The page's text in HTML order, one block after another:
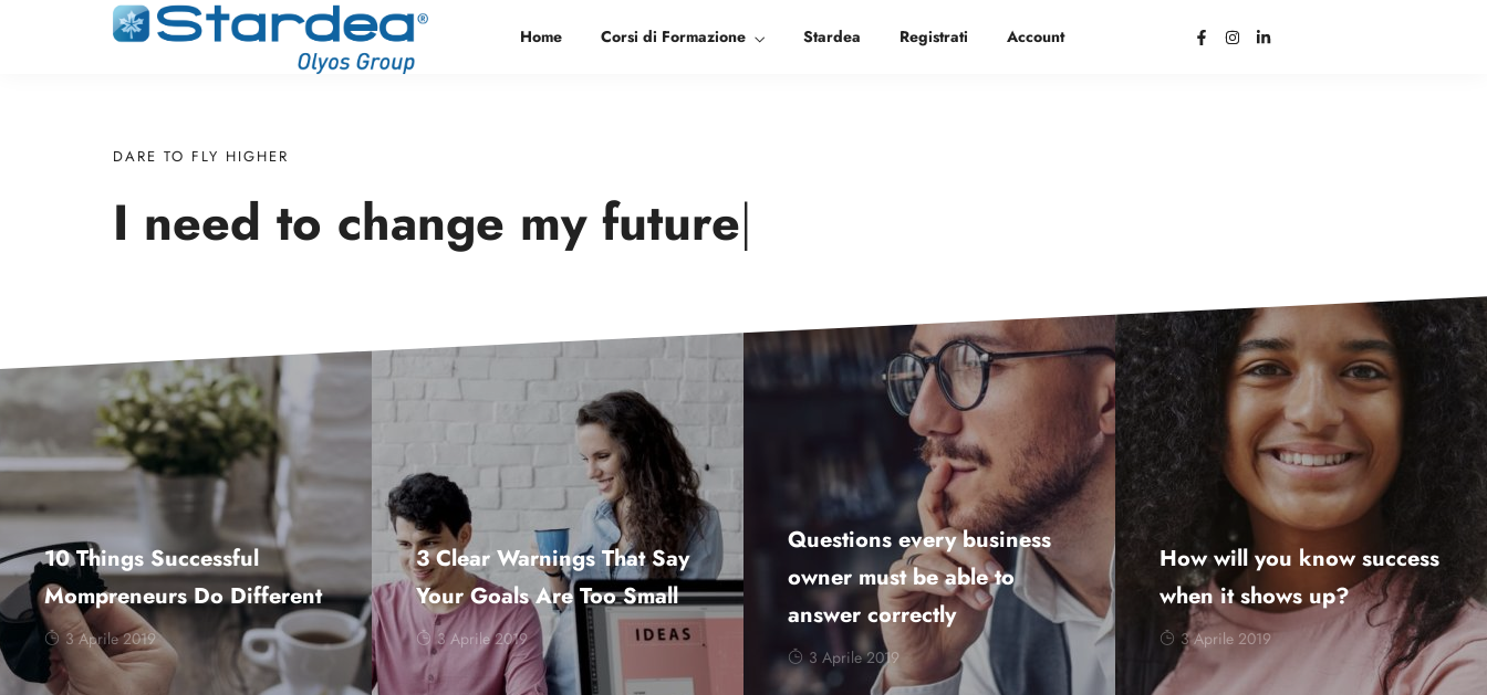
Home Corsi di Formazione Stardea Registrati Account
DARE TO FLY HIGHER
I need to change my future|
10 Things Successful
Mompreneurs Do Different
3 Aprile 2019
3 Clear Warnings That Say
Your Goals Are Too Small
3 Aprile 2019
Questions every business
owner must be able to
answer correctly
3 Aprile 2019
How will you know success
when it shows up?
3 Aprile 2019